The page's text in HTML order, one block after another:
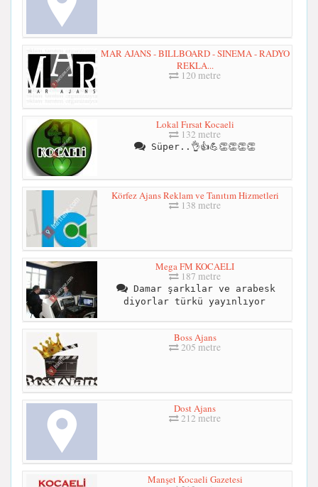
MAR AJANS - BILLBOARD - SINEMA - RADYO
REKLA...
120 metre
Lokal Fırsat Kocaeli
132 metre
Süper..👌👍💪👏👏👏👏
Körfez Ajans Reklam ve Tanıtım Hizmetleri
138 metre
Mega FM KOCAELI
187 metre
Damar şarkılar ve arabesk
diyorlar türkü yayınlıyor
Boss Ajans
205 metre
Dost Ajans
212 metre
Manşet Kocaeli Gazetesi